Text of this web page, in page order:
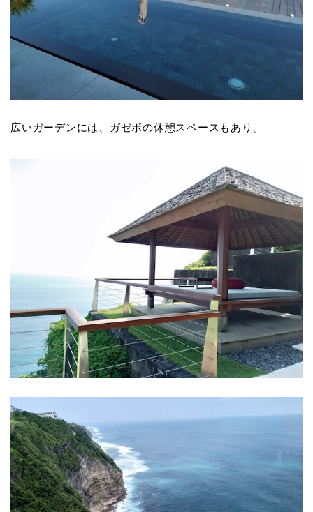
広いガーデンには、ガゼボの休憩スペースもあり。